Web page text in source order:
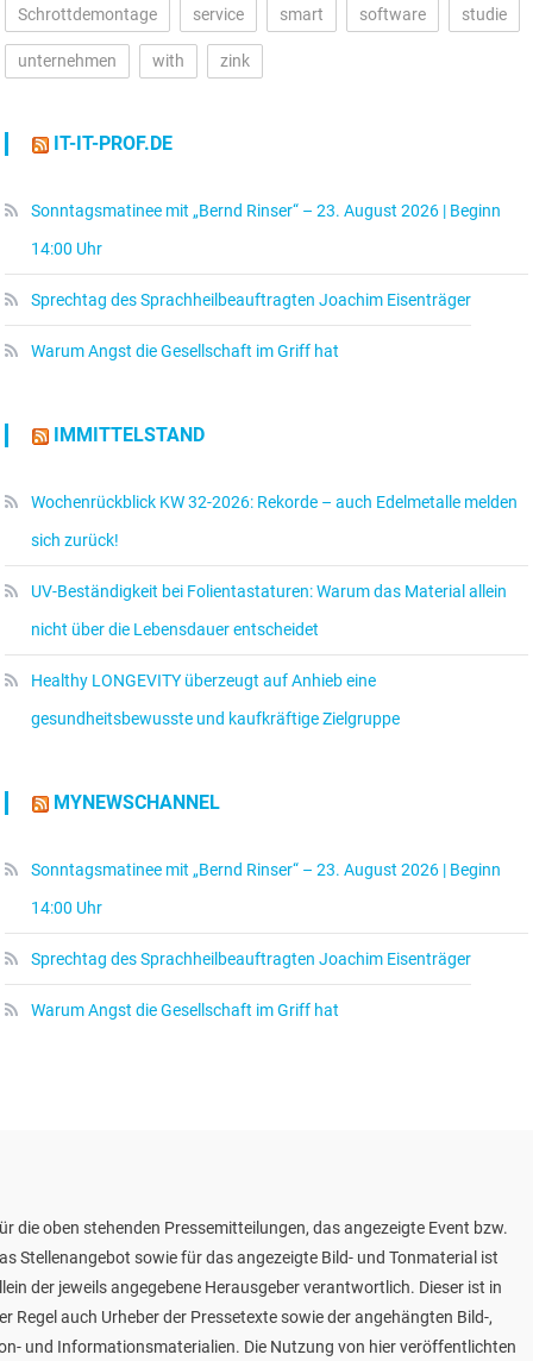
Schrottdemontage service smart software studie
unternehmen with zink
IT-IT-PROF.DE
Sonntagsmatinee mit „Bernd Rinser“ – 23. August 2026 | Beginn
14:00 Uhr
Sprechtag des Sprachheilbeauftragten Joachim Eisenträger
Warum Angst die Gesellschaft im Griff hat
IMMITTELSTAND
Wochenrückblick KW 32-2026: Rekorde – auch Edelmetalle melden
sich zurück!
UV-Beständigkeit bei Folientastaturen: Warum das Material allein
nicht über die Lebensdauer entscheidet
Healthy LONGEVITY überzeugt auf Anhieb eine
gesundheitsbewusste und kaufkräftige Zielgruppe
MYNEWSCHANNEL
Sonntagsmatinee mit „Bernd Rinser“ – 23. August 2026 | Beginn
14:00 Uhr
Sprechtag des Sprachheilbeauftragten Joachim Eisenträger
Warum Angst die Gesellschaft im Griff hat
die oben stehenden Pressemitteilungen, das angezeigte Event bzw.
Stellenangebot sowie für das angezeigte Bild- und Tonmaterial ist
der jeweils angegebene Herausgeber verantwortlich. Dieser ist in
Regel auch Urheber der Pressetexte sowie der angehängten Bild-,
und Informationsmaterialien. Die Nutzung von hier veröffentlichten